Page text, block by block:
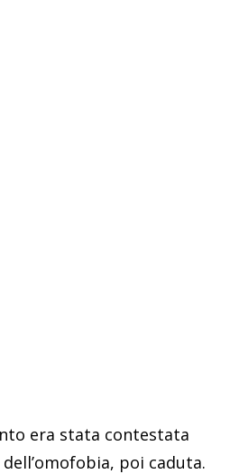
era stata contestata
poi caduta.